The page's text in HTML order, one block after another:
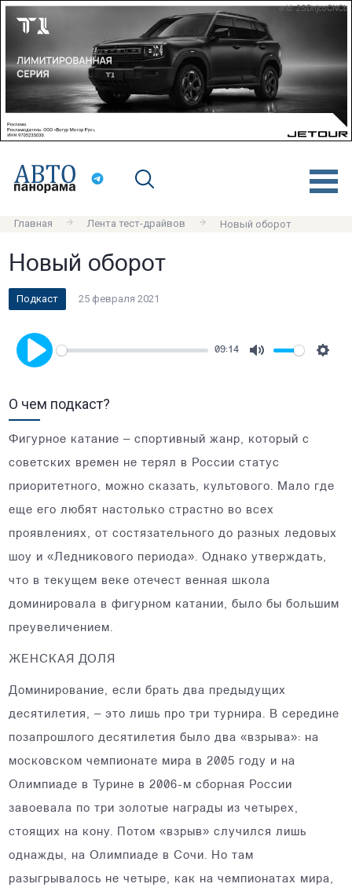
erid: 2SDnjcoCNCb
Главная Лента тест-драйвов Новый оборот
Новый оборот
Подкаст 25 февраля 2021
09:14
О чем подкаст?
Фигурное катание – спортивный жанр, который с
советских времен не терял в России статус
приоритетного, можно сказать, культового. Мало где
еще его любят настолько страстно во всех
проявлениях, от состязательного до разных ледовых
шоу и «Ледникового периода». Однако утверждать,
что в текущем веке отечест венная школа
доминировала в фигурном катании, было бы большим
преувеличением.
ЖЕНСКАЯ ДОЛЯ
Доминирование, если брать два предыдущих
десятилетия, – это лишь про три турнира. В середине
позапрошлого десятилетия было два «взрыва»: на
московском чемпионате мира в 2005 году и на
Олимпиаде в Турине в 2006-м сборная России
завоевала по три золотые награды из четырех,
стоящих на кону. Потом «взрыв» случился лишь
однажды, на Олимпиаде в Сочи. Но там
разыгрывалось не четыре, как на чемпионатах мира,